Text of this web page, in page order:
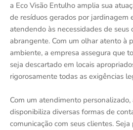
a Eco Visão Entulho amplia sua
de resíduos gerados por jardinagem
atendendo às necessidades de seus
abrangente. Com um olhar atento à
ambiente, a empresa assegura que
seja descartado em locais
rigorosamente todas as exigências
Com um atendimento
disponibiliza diversas formas de
comunicação com seus clientes.